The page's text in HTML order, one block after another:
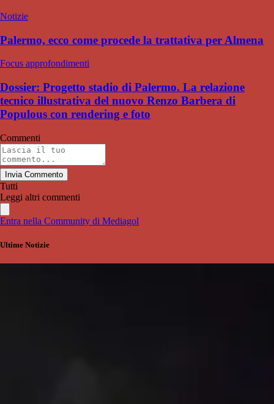
Notizie
Palermo, ecco come procede la trattativa per Almena
Focus approfondimenti
Dossier: Progetto stadio di Palermo. La relazione
tecnico illustrativa del nuovo Renzo Barbera di
Populous con rendering e foto
Commenti
Invia Commento
Tutti
Leggi altri commenti
Entra nella Community di Mediagol
Ultime Notizie